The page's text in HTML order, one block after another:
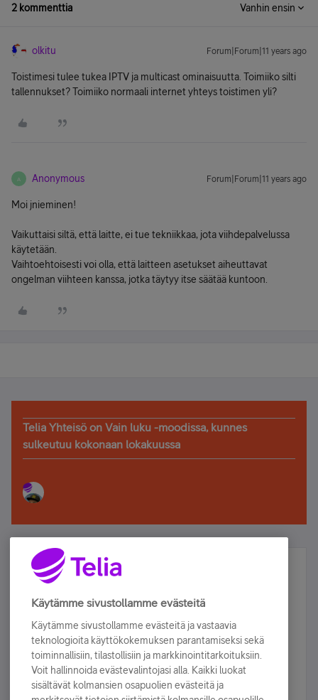
2 kommenttia Vanhin ensin
olkitu Forum|Forum|11 years ago
Toistimesi tulee tukea IPTV ja multicast ominaisuutta. Toimiiko silti
tallennukset? Toimiiko normaali internet yhteys toistimen yli?
A Anonymous Forum|Forum|11 years ago
Moi jnieminen!
Vaikuttaisi siltä, että laitte, ei tue tekniikkaa, jota viihdepalvelussa
käytetään.
Vaihtoehtoisesti voi olla, että laitteen asetukset aiheuttavat
ongelman viihteen kanssa, jotka täytyy itse säätää kuntoon.
Telia Yhteisö on Vain luku -moodissa, kunnes
sulkeutuu kokonaan lokakuussa
Älä jää paitsi – osallistu ja voita!
Tilaa Telian uutiskirje ja olet mukana arvonnassa.
sähköpostiisi.
Tilaa nyt
Käytämme sivustollamme evästeitä
Käytämme sivustollamme evästeitä ja vastaavia
teknologioita käyttökokemuksen parantamiseksi sekä
toiminnallisiin, tilastollisiin ja markkinointitarkoituksiin.
Voit hallinnoida evästevalintojasi alla. Kaikki luokat
sisältävät kolmansien osapuolien evästeitä ja